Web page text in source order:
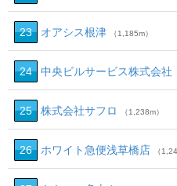
23 オアシス根津 （1,185m）
24 中央ビルサービス株式会社
25 株式会社サフロ （1,238m）
26 ホワイト急便浅草橋店 （